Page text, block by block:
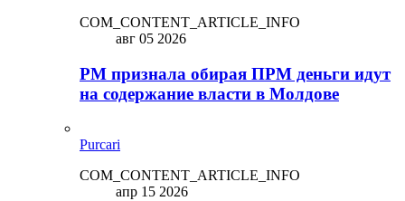
COM_CONTENT_ARTICLE_INFO
авг 05 2026
PM признала обирая ПРМ деньги идут
на содержание власти в Молдове
Purcari
COM_CONTENT_ARTICLE_INFO
апр 15 2026